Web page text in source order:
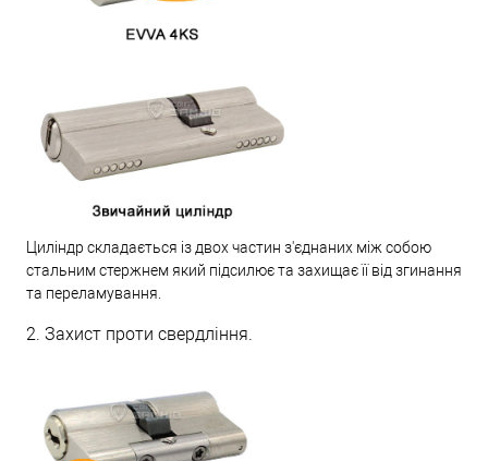
Циліндр складається із двох частин з'єднаних між собою
стальним стержнем який підсилює та захищає її від згинання
та переламування.
2. Захист проти свердління.